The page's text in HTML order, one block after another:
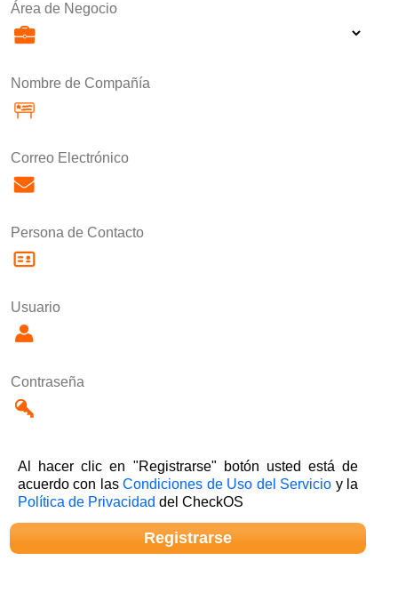
Área de Negocio
Nombre de Compañía
Correo Electrónico
Persona de Contacto
Usuario
Contraseña
Al hacer clic en "Registrarse" botón usted está de
acuerdo con lasCondiciones de Uso del Servicio y la
Política de Privacidad del CheckOS